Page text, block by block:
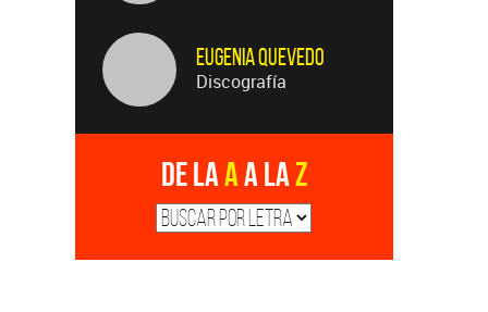
Eugenia Quevedo
Discografía
De laAa laZ